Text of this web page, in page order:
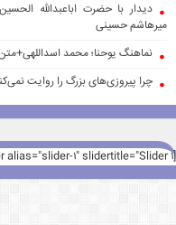
دیدار با حضرت اباعبدالله
میرهاشم حسینی
نماهنگ یوحنا؛ محمد
چرا پیروزی‌های بزرگ را روایت
[rev_slider alias="slider-1" slidertitle="Slider 1"][/rev_slider]